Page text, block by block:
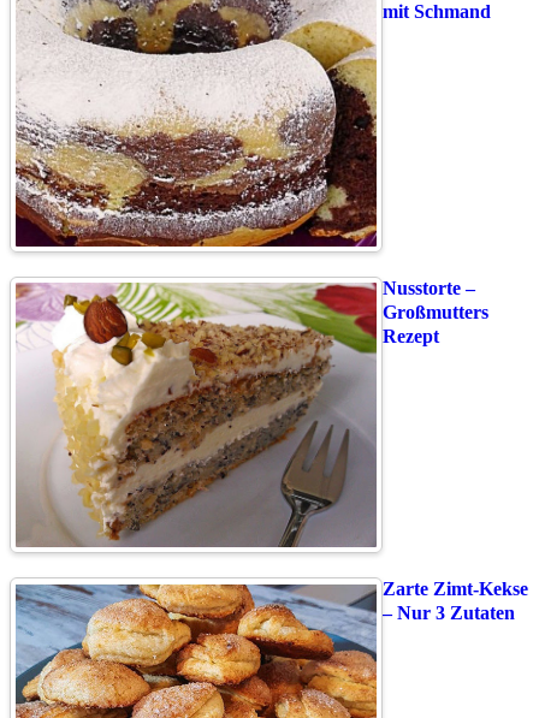
mit Schmand
Nusstorte –
Großmutters
Rezept
Zarte Zimt-Kekse
– Nur 3 Zutaten